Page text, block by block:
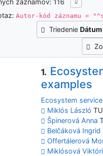
Autor-kód záznamu =
Triedenie
1.
examples
Ecosystem
Miklós László
Špinerová Anna
Belčáková Ingrid
Offertálerová
Miklósová